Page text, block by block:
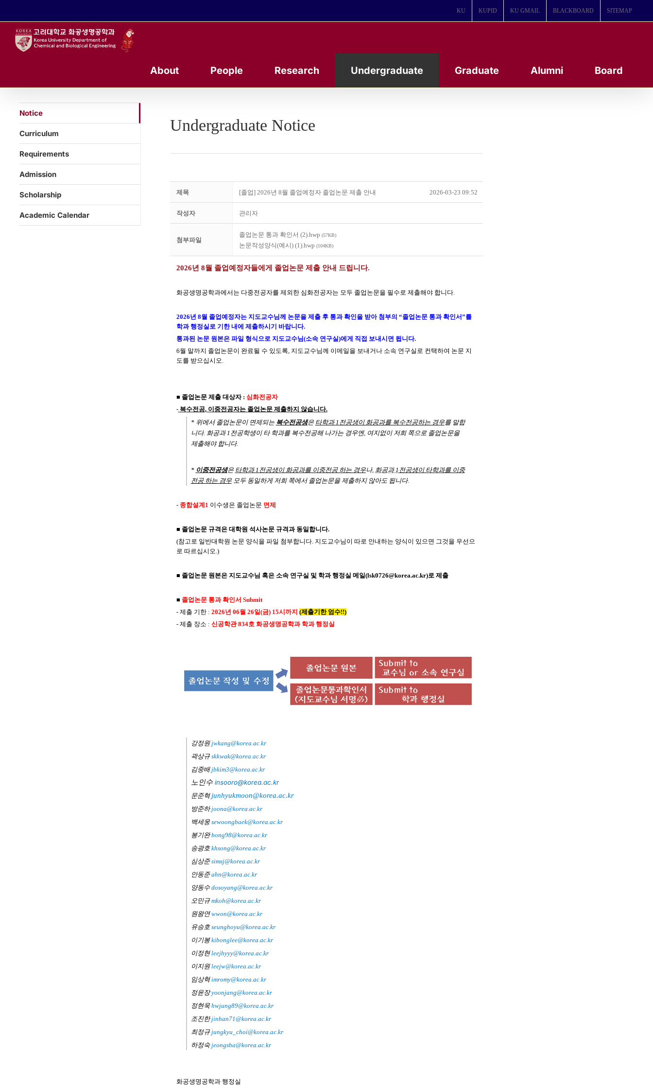
KU KUPID KU GMAIL BLACKBOARD SITEMAP
About People Research Undergraduate Graduate Alumni Board
Undergraduate Notice
제목 [졸업] 2026년 8월 졸업예정자 졸업논문 제출 안내 2026-03-23 09:52
작성자 관리자
첨부파일
졸업논문 통과 확인서 (2).hwp (57KB)
논문작성양식(예시) (1).hwp (104KB)
2026년 8월 졸업예정자들에게 졸업논문 제출 안내 드립니다.
화공생명공학과에서는 다중전공자를 제외한 심화전공자는 모두 졸업논문을 필수로 제출해야 합니다.
2026년 8월 졸업예정자는 지도교수님께 논문을 제출 후 통과 확인을 받아 첨부의 “졸업논문 통과 확인서 ”를
학과 행정실로 기한 내에 제출하시기 바랍니다.
통과된 논문 원본은 파일 형식으로 지도교수님 (소속 연구실 )에게 직접 보내시면 됩니다.
6월 말까지 졸업논문이 완료될 수 있도록 지도교수님께 이메일을 보내거나 소속 연구실로 컨택하여 논문 지
도를 받으십시오
■ 졸업논문 제출 대상자 : 심화전공자
- 복수전공, 이중전공자는 졸업논문 제출하지 않습니다.
* 위에서 졸업논문이 면제되는 복수전공생은 타학과 1 전공생이 화공과를 복수전공하는 경우를 말합
니다. 화공과 1 전공학생이 타 학과를 복수전공해 나가는 경우엔, 여지없이 저희 쪽으로 졸업논문을
제출해야 합니다.
* 이중전공생은 타학과 1 전공생이 화공과를 이중전공 하는 경우나, 화공과 1 전공생이 타학과를 이중
전공 하는 경우모두 동일하게 저희 쪽에서 졸업논문을 제출하지 않아도 됩니다.
- 종합설계 1 이수생은 졸업논문 면제
■ 졸업논문 규격은 대학원 석사논문 규격과 동일합니다.
(참고로 일반대학원 논문 양식을 파일 첨부합니다. 지도교수님이 따로 안내하는 양식이 있으면 그것을 우선으
로 따르십시오 .)
■ 졸업논문 원본은 지도교수님 혹은 소속 연구실 및 학과 행정실 메일(lsk0726@korea.ac.kr)로 제출
■ 졸업논문 통과 확인서 Submit
- 제출 기한 : 2026년 06월 26일 (금) 15시까지 (제출기한 엄수!!)
- 제출 장소 : 신공학관834호 화공생명공학과 학과 행정실
강정원 jwkang@korea.ac.kr
곽상규skkwak@korea.ac.kr
김중배 jbkim3@korea.ac.kr
노인수 insooro@korea.ac.kr
문준혁 junhyukmoon@korea.ac.kr
방준하 joona@korea.ac.kr
백세웅 sewoongbaek@korea.ac.kr
봉기완 bong98@korea.ac.kr
송광호 khsong@korea.ac.kr
심상준 simsj@korea.ac.kr
안동준 ahn@korea.ac.kr
양동수dosoyang@korea.ac.kr
오민규 mkoh@korea.ac.kr
원왕연wwon@korea.ac.kr
유승호 seunghoyu@korea.ac.kr
이기봉 kibonglee@korea.ac.kr
이정현 leejhyyy@korea.ac.kr
이지원 leejw@korea.ac.kr
임상혁 imromy@korea.ac.kr
정윤장yoonjang@korea.ac.kr
정현욱 hwjung89@korea.ac.kr
조진한 jinhan71@korea.ac.kr
최정규 jungkyu_choi@korea.ac.kr
하정숙 jeongsha@korea.ac.kr
화공생명공학과 행정실
Notice
Curriculum
Requirements
Admission
Scholarship
Academic Calendar